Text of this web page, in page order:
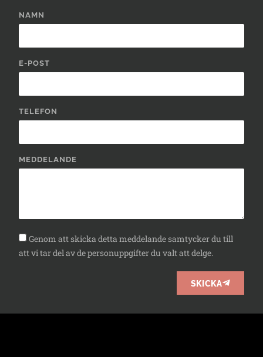
NAMN
E-POST
TELEFON
MEDDELANDE
Genom att skicka detta meddelande samtycker du till
att vi tar del av de personuppgifter du valt att delge.
SKICKA